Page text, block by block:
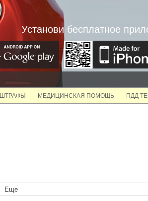
Установи бесплатное
ШТРАФЫ МЕДИЦИНСКАЯ ПОМОЩЬ ПДД
Еще